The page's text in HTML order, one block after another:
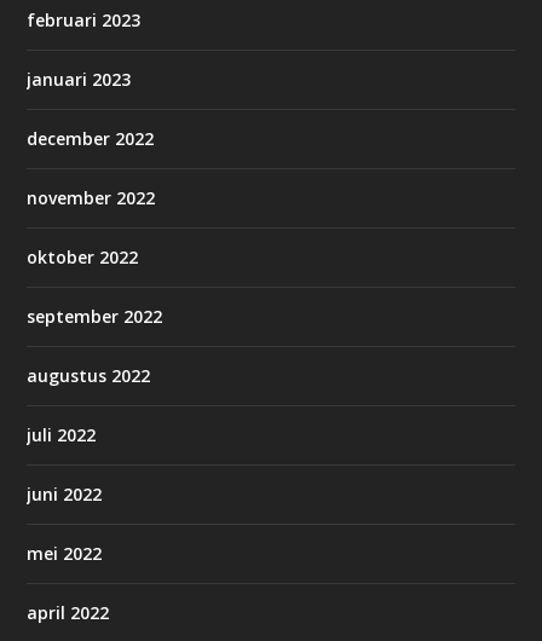
februari 2023
januari 2023
december 2022
november 2022
oktober 2022
september 2022
augustus 2022
juli 2022
juni 2022
mei 2022
april 2022